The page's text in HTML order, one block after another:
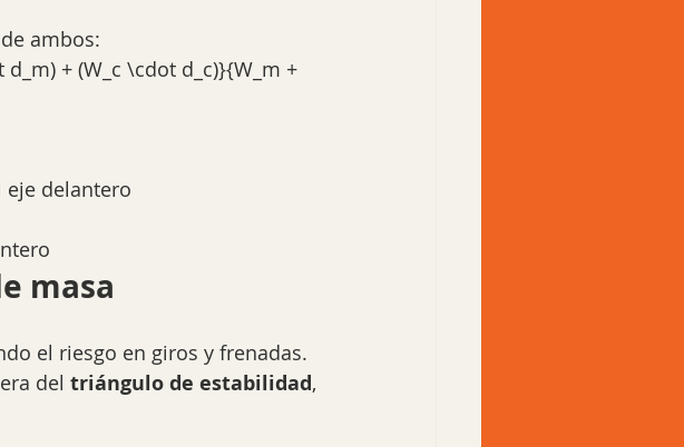
ambos:
d_m) + (W_c \cdot d_c)}{W_m +
eje delantero
masa
el riesgo en giros y frenadas.
del triángulo de estabilidad,